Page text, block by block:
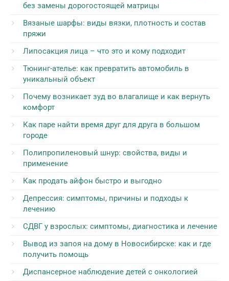
без замены дорогостоящей матрицы
Вязаные шарфы: виды вязки, плотность и состав
пряжи
Липосакция лица – что это и кому подходит
Тюнинг-ателье: как превратить автомобиль в
уникальный объект
Почему возникает зуд во влагалище и как вернуть
комфорт
Как паре найти время друг для друга в большом
городе
Полипропиленовый шнур: свойства, виды и
применение
Как продать айфон быстро и выгодно
Депрессия: симптомы, причины и подходы к
лечению
СДВГ у взрослых: симптомы, диагностика и лечение
Вывод из запоя на дому в Новосибирске: как и где
получить помощь
Диспансерное наблюдение детей с онкологией